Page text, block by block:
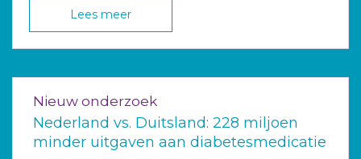
Lees meer
Nieuw onderzoek
Nederland vs. Duitsland: 228 miljoen
minder uitgaven aan diabetesmedicatie